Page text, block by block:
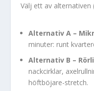
Välj ett av
Alternativ A –
minuter: runt
Alternativ B –
nackcirklar,
höftböjare-stretch.